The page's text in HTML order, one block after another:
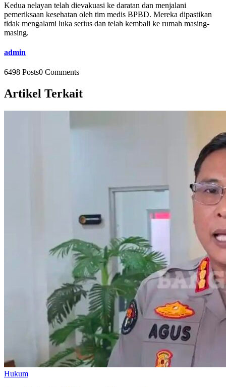
Kedua nelayan telah dievakuasi ke daratan dan menjalani
pemeriksaan kesehatan oleh tim medis BPBD. Mereka dipastikan
tidak mengalami luka serius dan telah kembali ke rumah masing-
masing.
admin
6498 Posts0 Comments
Artikel Terkait
Hukum